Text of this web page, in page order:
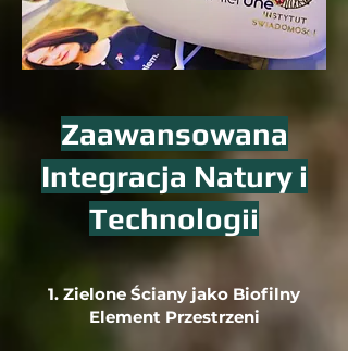
Zaawansowana
Integracja Natury i
Technologii
1. Zielone Ściany jako Biofilny
Element Przestrzeni